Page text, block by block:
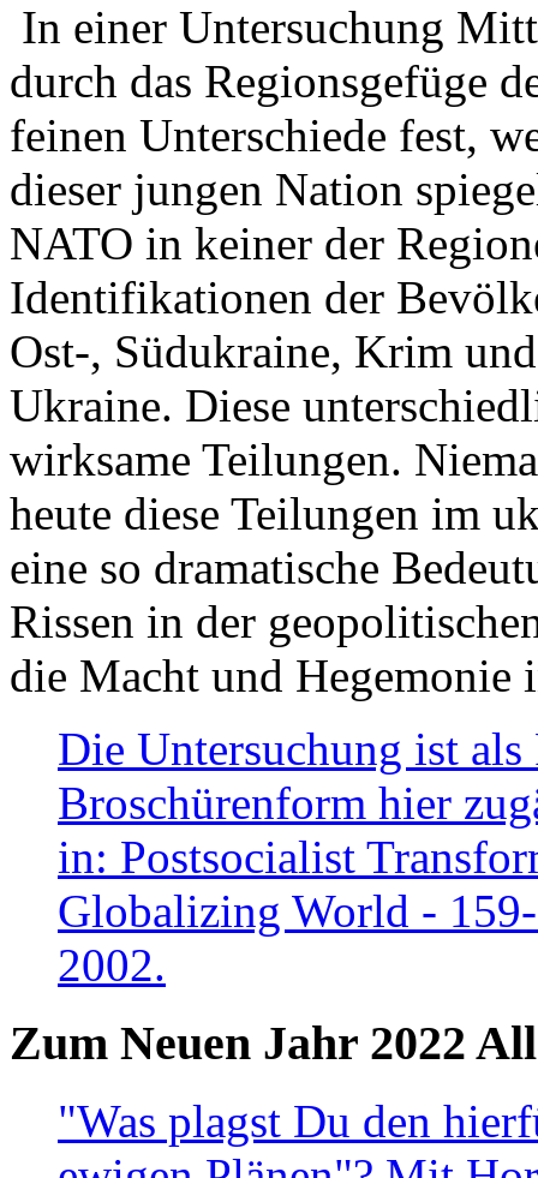
In einer Untersuchung
durch das Regionsgefüge
feinen Unterschiede fest,
dieser jungen Nation
NATO in keiner der
Identifikationen der
Ost-, Südukraine, Krim
Ukraine. Diese
wirksame Teilungen.
heute diese Teilungen im
eine so dramatische
Rissen in der
die Macht und Hegemonie
Die Untersuchung ist
Broschürenform hier
in: Postsocialist
Globalizing World -
2002.
Zum Neuen Jahr 2022
"Was plagst Du den